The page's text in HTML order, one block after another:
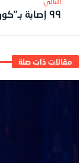
٩٩ إصابة بـ”كورونا” في لبنان